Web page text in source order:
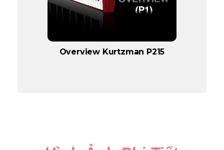
Overview Kurtzman P215